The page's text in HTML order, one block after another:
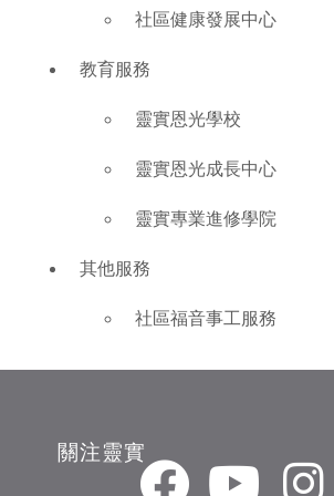
社區健康發展中心
教育服務
靈實恩光學校
靈實恩光成長中心
靈實專業進修學院
其他服務
社區福音事工服務
關注靈實